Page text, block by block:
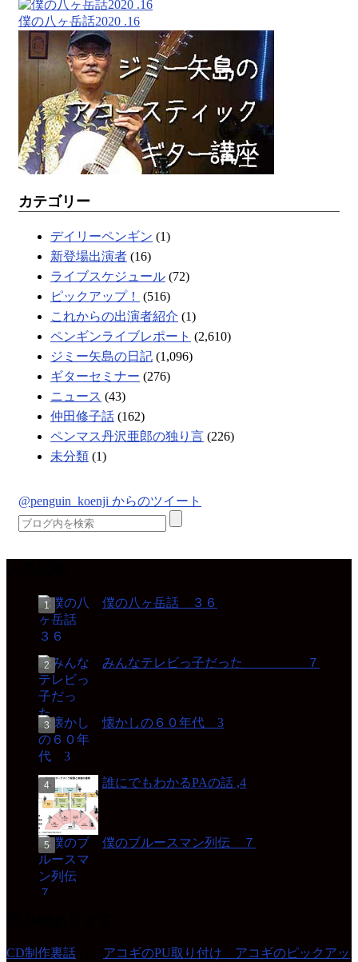
僕の八ヶ岳話2020 .16
カテゴリー
デイリーペンギン (1)
新登場出演者 (16)
ライブスケジュール (72)
ピックアップ！
(516)
これからの出演者紹介 (1)
ペンギンライブレポート (2,610)
ジミー矢島の日記 (1,096)
ギターセミナー (276)
ニュース (43)
仲田修子話 (162)
ペンマス丹沢亜郎の独り言 (226)
未分類 (1)
@penguin_koenji からのツイート
僕の八ヶ岳話 ３６
みんなテレビっ子だった ７
懐かしの６０年代 3
誰にでもわかるPAの話 ,4
僕のブルースマン列伝 ７
CD制作裏話
アコギのPU取り付け アコギのピックアッ